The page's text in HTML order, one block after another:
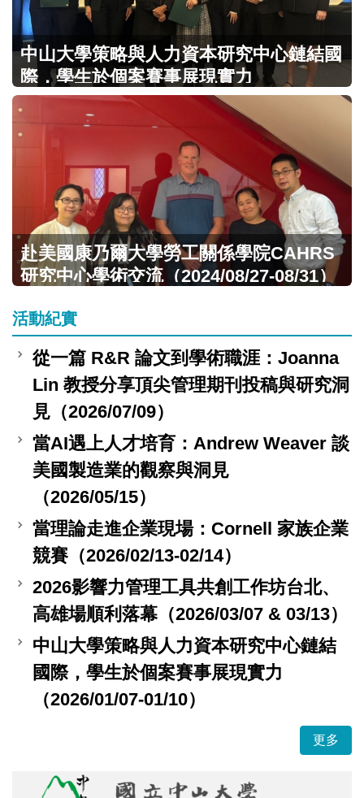
中山大學策略與人力資本研究中心鏈結國
際，學生於個案賽事展現實力
（2026/01/07-01/10）
赴美國康乃爾大學勞工關係學院CAHRS
研究中心學術交流（2024/08/27-08/31）
活動紀實
從一篇 R&R 論文到學術職涯：Joanna
Lin 教授分享頂尖管理期刊投稿與研究洞
見（2026/07/09）
當AI遇上人才培育：Andrew Weaver 談
美國製造業的觀察與洞見
（2026/05/15）
當理論走進企業現場：Cornell 家族企業
競賽（2026/02/13-02/14）
2026影響力管理工具共創工作坊台北、
高雄場順利落幕（2026/03/07 & 03/13）
中山大學策略與人力資本研究中心鏈結
國際，學生於個案賽事展現實力
（2026/01/07-01/10）
更多